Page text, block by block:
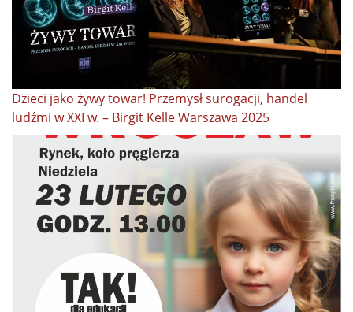
Dzieci jako żywy towar! Przemysł surogacji, handel
ludźmi w XXI w. – Birgit Kelle Warszawa 2025